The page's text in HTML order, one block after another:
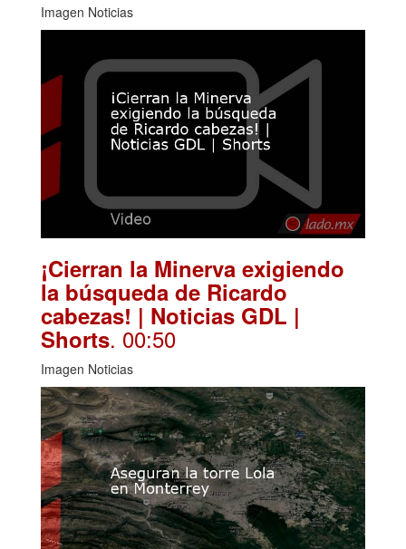
Imagen Noticias
¡Cierran la Minerva exigiendo
la búsqueda de Ricardo
cabezas! | Noticias GDL |
Shorts. 00:50
Imagen Noticias